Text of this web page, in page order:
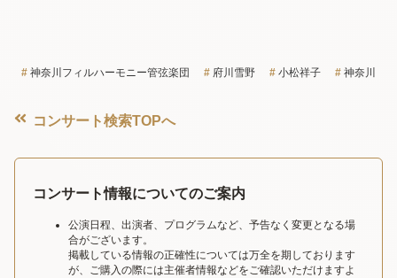
神奈川フィルハーモニー管弦楽団 府川雪野 小松祥子 神奈川
コンサート検索TOPへ
コンサート情報についてのご案内
公演日程、出演者、プログラムなど、予告なく変更となる場
合がございます。
掲載している情報の正確性については万全を期しております
が、ご購入の際には主催者情報などをご確認いただけますよ